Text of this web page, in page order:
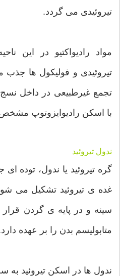
تیروئیدی می گردد.
مواد رادیواکتیو در این
تیروئیدی و فولیکول ها
تجمع غیرطبیعی در داخل نسج
با اسکن رادیوایزوتوپ
ندول تیروئید
گره تیروئید یا ندول، توده ای
غده ی تیروئید تشکیل می
سینه و در پایه ی گردن
متابولیسم بدن را بر عهده
ندول ها در اسکن تیروئید